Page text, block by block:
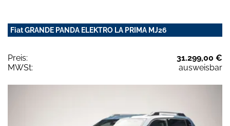
Fiat GRANDE PANDA ELEKTRO LA PRIMA MJ26
Preis:
31.299,00 €
MWSt:
ausweisbar